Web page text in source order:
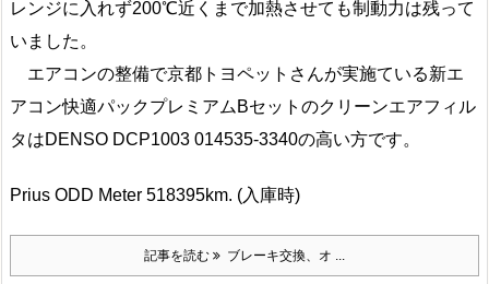
レンジに入れず200℃近くまで加熱させても制動力は残って
いました。
エアコンの整備で京都トヨペットさんが実施ている新エ
アコン快適パックプレミアムBセットのクリーンエアフィル
タはDENSO DCP1003 014535-3340の高い方です。
Prius ODD Meter 518395km. (入庫時)
記事を読む ブレーキ交換、オ ...